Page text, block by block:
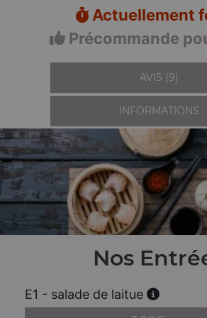
Actuellement
Précommande
AVIS (9)
INFORMATIONS
Nos
E1 - salade de laitue